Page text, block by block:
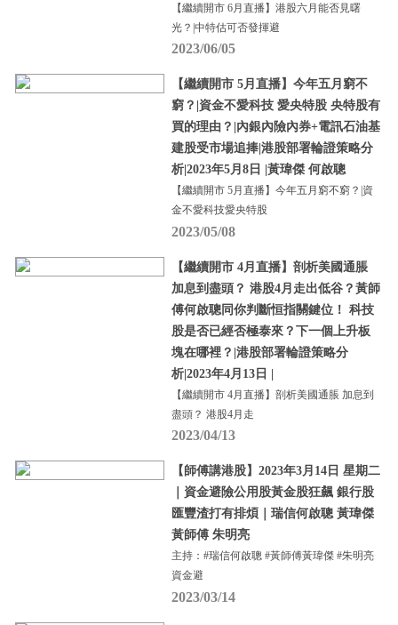
【繼續開市 6月直播】港股六月能否見曙
光？|中特估可否發揮避
2023/06/05
【繼續開市 5月直播】今年五月窮不
窮？|資金不愛科技 愛央特股 央特股有
買的理由？|內銀內險內券+電訊石油基
建股受市場追捧|港股部署輪證策略分
析|2023年5月8日 |黃瑋傑 何啟聰
【繼續開市 5月直播】今年五月窮不窮？|資
金不愛科技愛央特股
2023/05/08
【繼續開市 4月直播】剖析美國通脹
加息到盡頭？ 港股4月走出低谷？黃師
傅何啟聰同你判斷恒指關鍵位！ 科技
股是否已經否極泰來？下一個上升板
塊在哪裡？|港股部署輪證策略分
析|2023年4月13日 |
【繼續開市 4月直播】剖析美國通脹 加息到
盡頭？ 港股4月走
2023/04/13
【師傅講港股】2023年3月14日 星期二
｜資金避險公用股黃金股狂飆 銀行股
匯豐渣打有排煩｜瑞信何啟聰 黃瑋傑
黃師傅 朱明亮
主持：#瑞信何啟聰 #黃師傅黃瑋傑 #朱明亮
資金避
2023/03/14